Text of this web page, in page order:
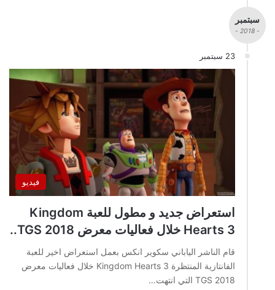
سبتمبر
- 2018 -
23 سبتمبر
فيديو
استعراض جديد و مطول للعبة Kingdom
Hearts 3 خلال فعاليات معرض TGS 2018..
قام الناشر الياباني سكوير انكس بعمل استعراض اخير للعبة
الفانتازية المنتظرة Kingdom Hearts 3 خلال فعاليات معرض
TGS 2018 التي انتهت…